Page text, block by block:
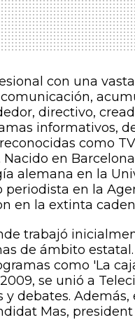
con una
directivo,
informativos,
como
en
alemana en la
en la
en la extinta
trabajó
de ámbito
como 'La
se unió a
debates. Además,
Mas, president